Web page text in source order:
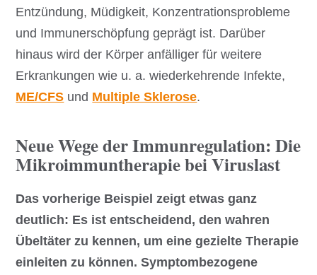
Entzündung, Müdigkeit, Konzentrationsprobleme
und Immunerschöpfung geprägt ist. Darüber
hinaus wird der Körper anfälliger für weitere
Erkrankungen wie u. a. wiederkehrende Infekte,
ME/CFS und Multiple Sklerose.
Neue Wege der Immunregulation: Die
Mikroimmuntherapie bei Viruslast
Das vorherige Beispiel zeigt etwas ganz
deutlich: Es ist entscheidend, den wahren
Übeltäter zu kennen, um eine gezielte Therapie
einleiten zu können. Symptombezogene